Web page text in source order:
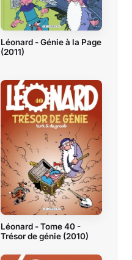
Léonard - Génie à la Page
(2011)
Léonard - Tome 40 -
Trésor de génie (2010)